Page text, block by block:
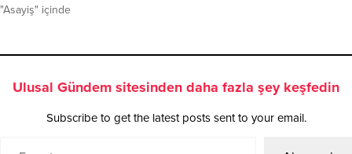
"Asayiş" içinde
Ulusal Gündem sitesinden daha fazla şey keşfedin
Subscribe to get the latest posts sent to your email.